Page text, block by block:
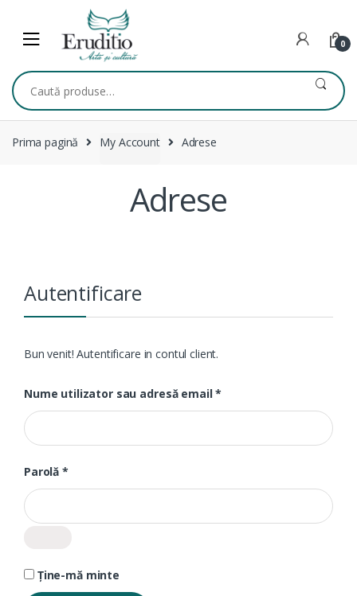
navigation
content
0
Caută
după:
Prima pagină My Account Adrese
Adrese
Autentificare
Bun venit! Autentificare in contul client.
Nume utilizator sau adresă email*
Parolă*Obligatoriu
Ține-mă minte